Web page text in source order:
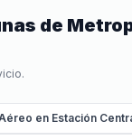
de
en Estación